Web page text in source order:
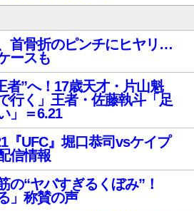
首骨折のピンチにヒヤリ…
ースも
者”へ！17歳天才・片山魁
行く」王者・佐藤執斗「足
」＝6.21
『UFC』堀口恭司vsケイプ
信情報
の“ヤバすぎるくぼみ”！
」称賛の声